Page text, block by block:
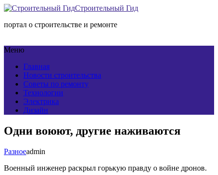
Строительный Гид
портал о строительстве и ремонте
Меню
Главная
Новости строительства
Советы по ремонту
Технологии
Электрика
Дизайн
Одни воюют, другие наживаются
Разноеadmin
Военный инженер раскрыл горькую правду о войне дронов.